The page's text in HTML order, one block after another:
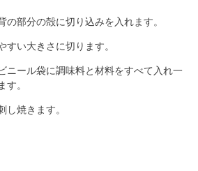
の部分の殻に切り込みを入れます。
すい大きさに切ります。
ニール袋に調味料と材料をすべて入れ一
す。
し焼きます。